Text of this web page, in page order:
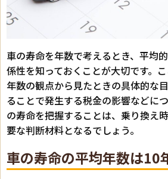
車の寿命を年数で考えるとき、平均
係性を知っておくことが大切です。
年数の観点から見たときの具体的な
ることで発生する税金の影響などに
の寿命を把握することは、乗り換え
要な判断材料となるでしょう。
車の寿命の平均年数は10